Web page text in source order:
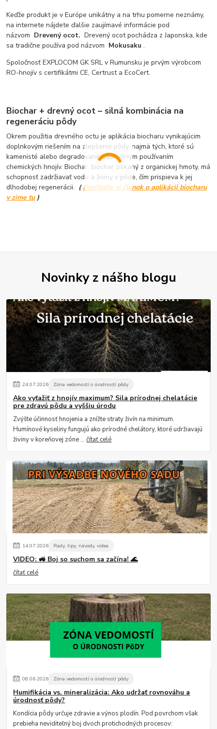
Keďže produkt je v Európe unikátny a na trhu pomerne neznámy,
na internete nájdete ďalšie zaujímavé informácie pod
názvom Drevený ocot. Drevený ocot pochádza z Japonska, kde
sa tradične používa pod názvom Mokusaku .
Spoločnosť EXPLOCOM GK SRL v Rumunsku je prvým výrobcom
RO-hnojív s certifikátmi CE, Certrust a EcoCert.
Biochar + drevný ocot – silná kombinácia na
regeneráciu pôdy
Okrem použitia drevného octu je aplikácia biocharu vynikajúcim
doplnkovým riešením na zlepšenie pôdy, najmä tých, ktoré sú
kamenisté alebo degradované nadmerným používaním
chemických hnojív. Biochar, biochar získaný z organickej hmoty, má
schopnosť zadržiavať vodu a živiny v pôde, čím prispieva k jej
dlhodobej regenerácii. (Prečítajte si článok o aplikácii biocharu
v zime tu)
Novinky z nášho blogu
24.07.2026 Zóna vedomostí o úrodností pôdy
Ako vyťažiť z hnojív maximum? Sila prírodnej chelatácie
pre zdravú pôdu a vyššiu úrodu
Zvýšte účinnosť hnojenia a znížte straty živín na minimum.
Humínové kyseliny fungujú ako prírodné chelátory, ktoré udržiavajú
živiny v koreňovej zóne ...čítať celé
14.07.2026 Rady, tipy, návody, videa
VIDEO: 🚜 Boj so suchom sa začína! 🌊
čítať celé
08.06.2026 Zóna vedomostí o úrodností pôdy
Humifikácia vs. mineralizácia: Ako udržať rovnováhu a
úrodnosť pôdy?
Kondícia pôdy určuje zdravie a výnos plodín. Pod povrchom však
prebieha neviditeľný boj dvoch protichodných procesov: